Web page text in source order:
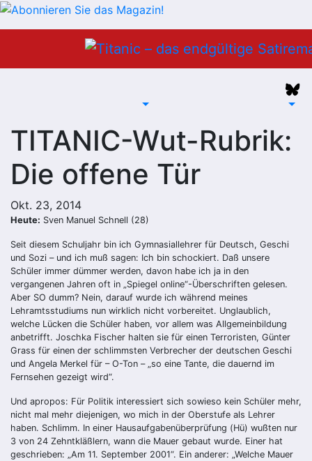
TITANIC-Wut-Rubrik:
Die offene Tür
Okt. 23, 2014
Heute: Sven Manuel Schnell (28)
Seit diesem Schuljahr bin ich Gymnasiallehrer für Deutsch, Geschi
und Sozi – und ich muß sagen: Ich bin schockiert. Daß unsere
Schüler immer dümmer werden, davon habe ich ja in den
vergangenen Jahren oft in „Spiegel online“-Überschriften gelesen.
Aber SO dumm? Nein, darauf wurde ich während meines
Lehramtsstudiums nun wirklich nicht vorbereitet. Unglaublich,
welche Lücken die Schüler haben, vor allem was Allgemeinbildung
anbetrifft. Joschka Fischer halten sie für einen Terroristen, Günter
Grass für einen der schlimmsten Verbrecher der deutschen Geschi
und Angela Merkel für – O-Ton – „so eine Tante, die dauernd im
Fernsehen gezeigt wird“.
Und apropos: Für Politik interessiert sich sowieso kein Schüler mehr,
nicht mal mehr diejenigen, wo mich in der Oberstufe als Lehrer
haben. Schlimm. In einer Hausaufgabenüberprüfung (Hü) wußten nur
3 von 24 Zehntkläßlern, wann die Mauer gebaut wurde. Einer hat
geschrieben: „Am 11. September 2001“. Ein anderer: „Welche Mauer